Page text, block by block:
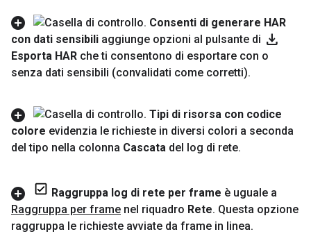
Consenti di generare HAR
con dati sensibili aggiunge opzioni al pulsante di download
Esporta HAR che ti consentono di esportare con o
senza dati sensibili (convalidati come corretti).
Tipi di risorsa con codice
colore evidenzia le richieste in diversi colori a seconda
del tipo nella colonna Cascata del log di rete.
Raggruppa log di rete per frame è uguale a
Raggruppa per frame nel riquadro Rete. Questa opzione
raggruppa le richieste avviate da frame in linea.